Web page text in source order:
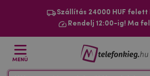
Szállítás 24000 HUF felett
Rendelj 12:00-ig! Ma
MENÜ